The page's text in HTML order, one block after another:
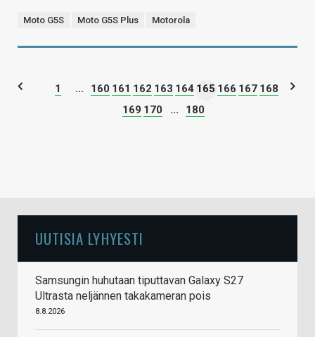
Moto G5S Moto G5S Plus Motorola
1 ... 160 161 162 163 164 165 166 167 168
169 170 ... 180
UUTISIA LYHYESTI
Samsungin huhutaan tiputtavan Galaxy S27
Ultrasta neljännen takakameran pois
8.8.2026